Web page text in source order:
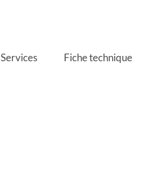
Services Fiche technique